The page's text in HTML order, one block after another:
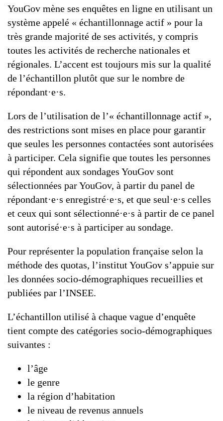
YouGov mène ses enquêtes en ligne en utilisant un
système appelé « échantillonnage actif » pour la
très grande majorité de ses activités, y compris
toutes les activités de recherche nationales et
régionales. L’accent est toujours mis sur la qualité
de l’échantillon plutôt que sur le nombre de
répondant·e·s.
Lors de l’utilisation de l’« échantillonnage actif »,
des restrictions sont mises en place pour garantir
que seules les personnes contactées sont autorisées
à participer. Cela signifie que toutes les personnes
qui répondent aux sondages YouGov sont
sélectionnées par YouGov, à partir du panel de
répondant·e·s enregistré·e·s, et que seul·e·s celles
et ceux qui sont sélectionné·e·s à partir de ce panel
sont autorisé·e·s à participer au sondage.
Pour représenter la population française selon la
méthode des quotas, l’institut YouGov s’appuie sur
les données socio-démographiques recueillies et
publiées par l’INSEE.
L’échantillon utilisé à chaque vague d’enquête
tient compte des catégories socio-démographiques
suivantes :
l’âge
le genre
la région d’habitation
le niveau de revenus annuels